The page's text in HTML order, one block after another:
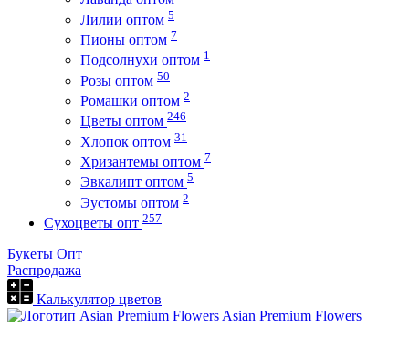
Лилии оптом 5
Пионы оптом 7
Подсолнухи оптом 1
Розы оптом 50
Ромашки оптом 2
Цветы оптом 246
Хлопок оптом 31
Хризантемы оптом 7
Эвкалипт оптом 5
Эустомы оптом 2
Сухоцветы опт 257
Букеты Опт
Распродажа
Калькулятор цветов
Asian Premium Flowers